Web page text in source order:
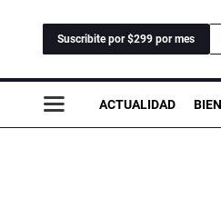
Suscribite por $299 por mes
ACTUALIDAD